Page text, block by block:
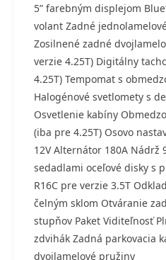
5” farebným displejom
volant Zadné
Zosilnené zadné
verzie 4.25T) Digitálny
4.25T) Tempomat s
Halogénové svetlomety s
Osvetlenie kabíny
(iba pre 4.25T) Osovo
12V Alternátor 180A Nádrž
sedadlami oceľové disky s
R16C pre verzie 3.5T
čelným sklom Otváranie
stupňov Paket Viditeľnosť
zdvihák Zadná parkovacia
dvojlamelové pružiny